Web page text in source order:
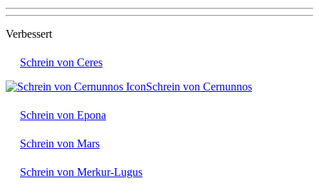
Verbessert
Schrein von Ceres
Schrein von Cernunnos
Schrein von Epona
Schrein von Mars
Schrein von Merkur-Lugus